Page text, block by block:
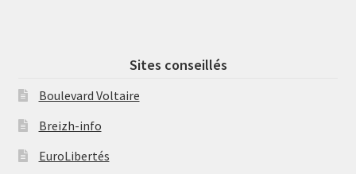
Sites conseillés
Boulevard Voltaire
Breizh-info
EuroLibertés